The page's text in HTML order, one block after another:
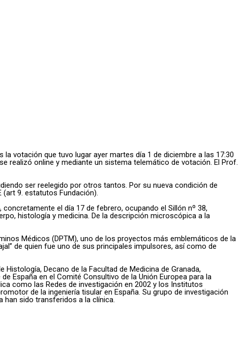
votación que tuvo lugar ayer martes día 1 de diciembre a las 17:30
realizó online y mediante un sistema telemático de votación. El Prof.
ser reelegido por otros tantos. Por su nueva condición de
(art 9. estatutos Fundación).
el día 17 de febrero, ocupando el Sillón nº 38,
histología y medicina. De la descripción microscópica a la
Médicos (DPTM), uno de los proyectos más emblemáticos de la
de quien fue uno de sus principales impulsores, así como de
Decano de la Facultad de Medicina de Granada,
España en el Comité Consultivo de la Unión Europea para la
como las Redes de investigación en 2002 y los Institutos
de la ingeniería tisular en España. Su grupo de investigación
han sido transferidos a la clínica.